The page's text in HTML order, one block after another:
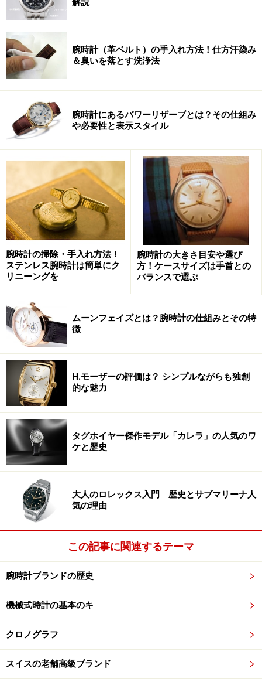
る。
次のページではフラッグシップモデルを紹介する。
※記事内容は執筆時点のものです。最新の内容をご確認くださ
い。
1/2
腕時計（革ベルト）の手入れ方法！仕方汗染み
＆臭いを落とす洗浄法
腕時計にあるパワーリザーブとは？その仕組み
や必要性と表示スタイル
腕時計の掃除・手入れ方法！
ステンレス腕時計は簡単にク
リニーングを
腕時計の大きさ目安や選び
方！ケースサイズは手首との
バランスで選ぶ
ムーンフェイズとは？腕時計の仕組みとその特
徴
H.モーザーの評価は？ シンプルながらも独創
的な魅力
タグホイヤー傑作モデル「カレラ」の人気のワ
ケと歴史
大人のロレックス入門 歴史とサブマリーナ人
気の理由
この記事に関連するテーマ
腕時計ブランドの歴史
機械式時計の基本のキ
クロノグラフ
スイスの老舗高級ブランド